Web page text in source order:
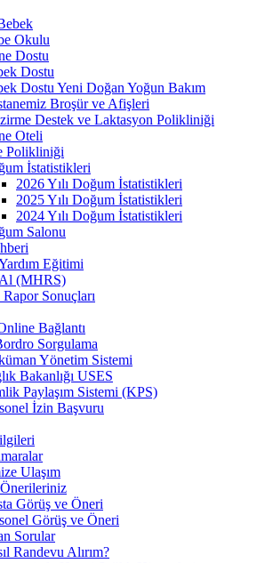
Okulu
Dostu
Dostu
Dostu Yeni Doğan Yoğun Bakım
Broşür ve Afişleri
Destek ve Laktasyon Polikliniği
Oteli
Polikliniği
İstatistikleri
2026 Yılı Doğum İstatistikleri
2025 Yılı Doğum İstatistikleri
2024 Yılı Doğum İstatistikleri
Salonu
Eğitimi
(MHRS)
Sonuçları
Bağlantı
Sorgulama
Yönetim Sistemi
Bakanlığı USES
Paylaşım Sistemi (KPS)
İzin Başvuru
Ulaşım
Görüş ve Öneri
Görüş ve Öneri
Sorular
Randevu Alırım?